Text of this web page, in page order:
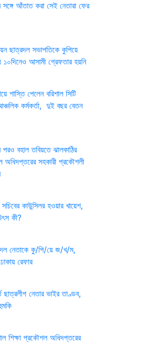
সঙ্গে আঁতাত করা সেই নেতারা ফের
ছাত্রদল সভাপতিকে কুপিয়ে
১০দিনেও আসামী গ্রেফতার হয়নি
শাস্তি পেলেন বরিশাল সিটি
কর্মকর্তা, দুই বছর বেতন
বহাল তবিয়তে ঝালকাঠির
অধিদপ্তরের সহকারী প্রকৌশলী
সচিবের কাউন্সিলর হওয়ার খায়েশ,
কী?
নেতাকে কু/পি/য়ে জ/খ/ম,
রেফার
ছাত্রলীগ নেতার ভাইর তাণ্ডব,
শিক্ষা প্রকৌশল অধিদপ্তরের